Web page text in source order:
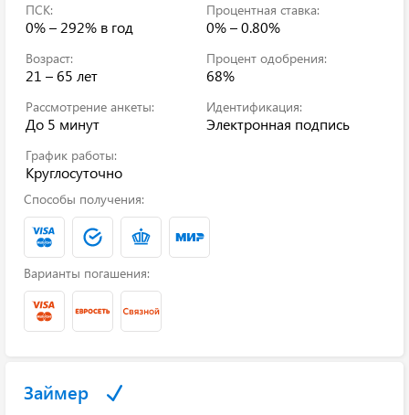
ПСК:
0% – 292% в год
Процентная ставка:
0% – 0.80%
Возраст:
21 – 65 лет
Процент одобрения:
68%
Рассмотрение анкеты:
До 5 минут
Идентификация:
Электронная подпись
График работы:
Круглосуточно
Способы получения:
Варианты погашения:
Займер